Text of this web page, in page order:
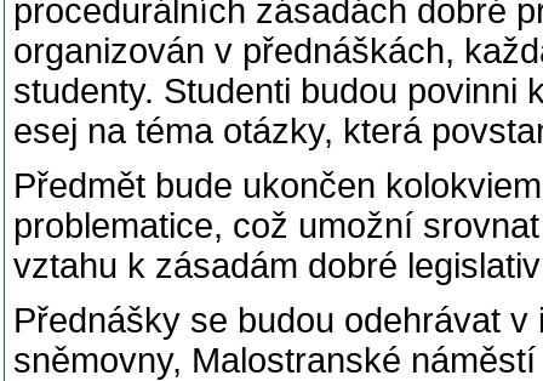
procedurálních zásadách dobré
organizován v přednáškách,
studenty. Studenti budou
esej na téma otázky, která
Předmět bude ukončen
problematice, což umožní
vztahu k zásadám dobré
Přednášky se budou odehrávat
sněmovny, Malostranské